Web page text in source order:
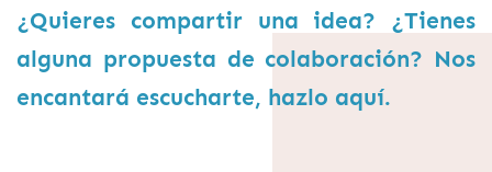
¿Quieres compartir una idea? ¿Tienes
alguna propuesta de colaboración? Nos
encantará escucharte, hazlo aquí.